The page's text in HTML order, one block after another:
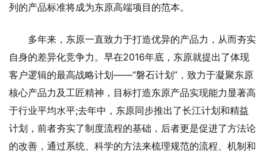
列的产品标准将成为东原高端项目的范本。
多年来，东原一直致力于打造优异的产品力，从而夯实
自身的差异化竞争力。早在2016年底，东原就提出了体现
客户逻辑的最高战略计划——“磐石计划”，致力于凝聚东原
核心产品力及工匠精神，目标打造东原产品实现能力显著高
于行业平均水平;去年中，东原同步推出了长江计划和精益
计划，前者夯实了制度流程的基础，后者更是促进了方法论
的改善，通过系统、科学的方法来梳理规范的流程、机制和